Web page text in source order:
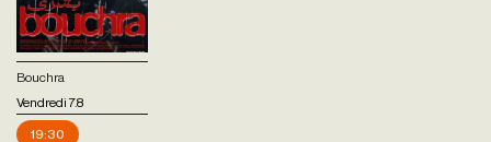
Bouchra
Vendredi 7.8
19:30